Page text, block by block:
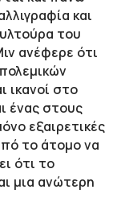
και
του
ανέφερε ότι
ικανοί στο
ένας στους
εξαιρετικές
το άτομο να
ότι το
μια ανώτερη